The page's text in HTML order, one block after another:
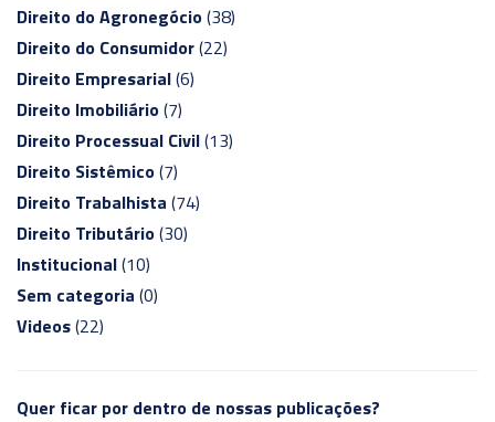
Direito do Agronegócio(38)
Direito do Consumidor(22)
Direito Empresarial(6)
Direito Imobiliário(7)
Direito Processual Civil(13)
Direito Sistêmico(7)
Direito Trabalhista (74)
Direito Tributário(30)
Institucional(10)
Sem categoria (0)
Videos(22)
Quer ficar por dentro de nossas publicações?